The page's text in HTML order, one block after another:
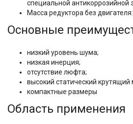
специальной антикоррозийной
Масса редуктора без двигателя:
Основные
низкий уровень шума;
низкая инерция;
отсутствие люфта;
высокий статический крутящий
компактные размеры
Область применения